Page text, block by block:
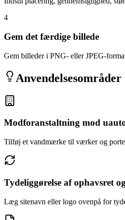
4
Gem det færdige billede
Gem billeder i PNG- eller JPEG-
Anvendelsesområder
Modforanstaltning mod
Tilføj et vandmærke til værker og
Tydeliggørelse af ophavsret
Læg sitenavn eller logo ovenpå for